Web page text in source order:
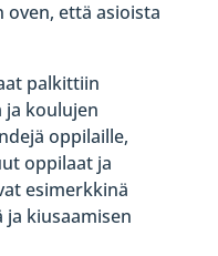
oven, että asioista
palkittiin
koulujen
oppilaille,
oppilaat ja
esimerkkinä
kiusaamisen